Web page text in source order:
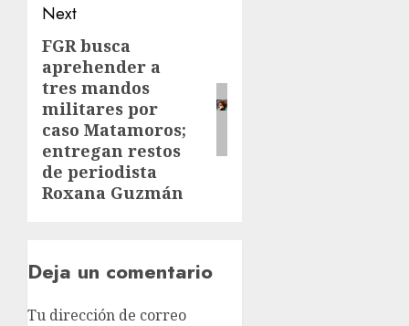
Next
FGR busca
aprehender a
tres mandos
militares por
caso Matamoros;
entregan restos
de periodista
Roxana Guzmán
Deja un comentario
Tu dirección de correo